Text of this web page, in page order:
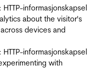
: HTTP-informasjonskapsel
about the visitor's
devices and
: HTTP-informasjonskapsel
with